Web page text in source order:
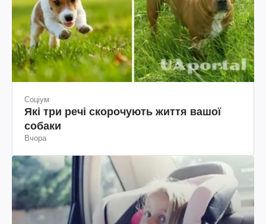
Соціум
Які три речі скорочують життя вашої
собаки
Вчора